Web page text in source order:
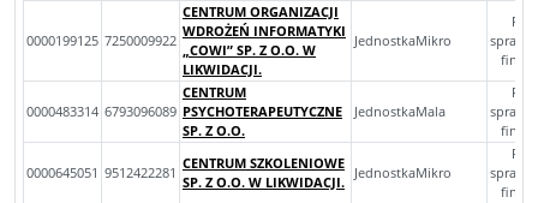
0000199125 7250009922
CENTRUM ORGANIZACJI
WDROŻEŃ INFORMATYKI
„COWI” SP. Z O.O. W
LIKWIDACJI.
JednostkaMikro
0000483314 6793096089
CENTRUM
PSYCHOTERAPEUTYCZNE
SP. Z O.O.
JednostkaMala
0000645051 9512422281
CENTRUM SZKOLENIOWE
SP. Z O.O. W LIKWIDACJI.
JednostkaMikro